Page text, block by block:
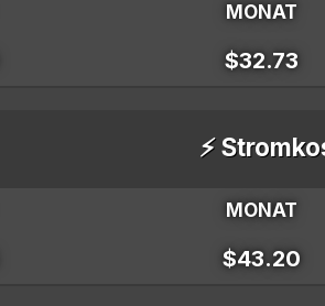
MONAT
$32.73
⚡
MONAT
$43.20